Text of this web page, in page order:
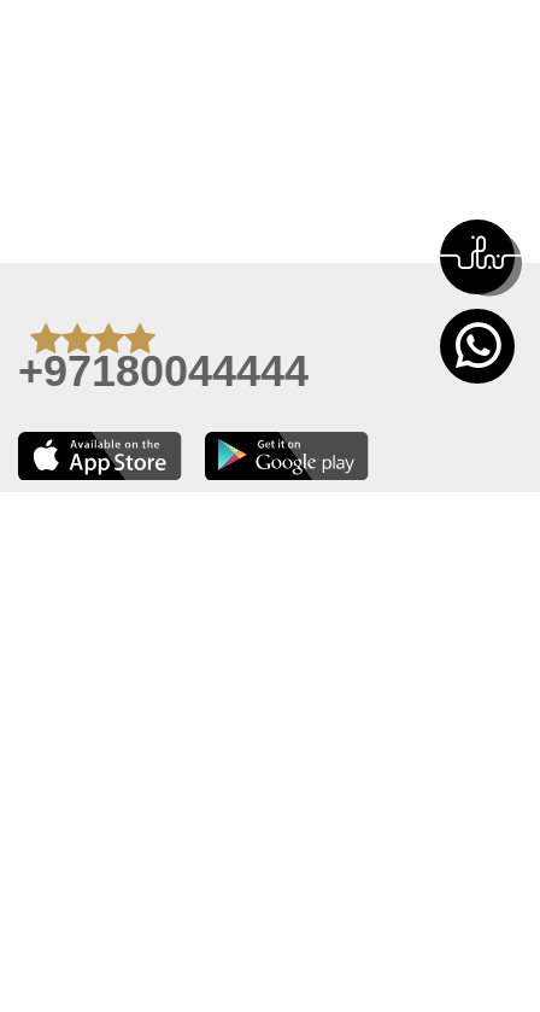
+97180044444